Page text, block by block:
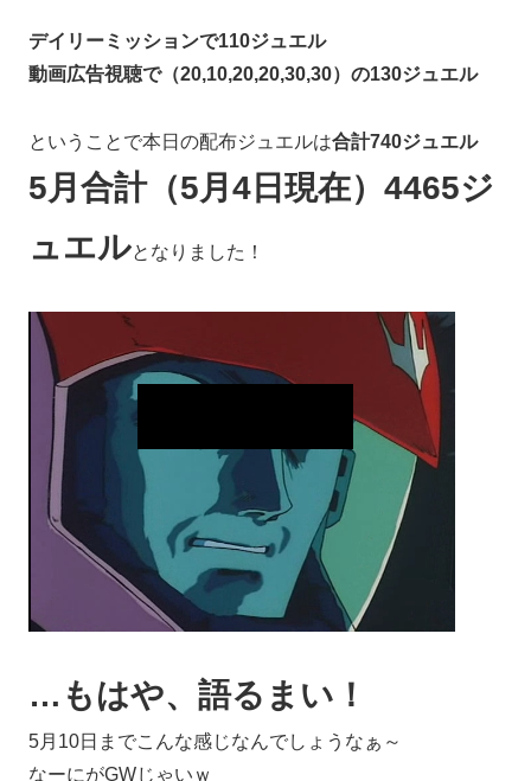
デイリーミッションで110ジュエル
動画広告視聴で（20,10,20,20,30,30）の130ジュエル
ということで本日の配布ジュエルは合計740ジュエル
5月合計（5月4日現在）4465ジ
ュエルとなりました！
…もはや、語るまい！
5月10日までこんな感じなんでしょうなぁ～
なーにがGWじゃいｗ